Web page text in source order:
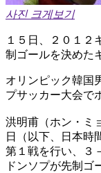
사진 크게보기
１５日、２０１２
制ゴールを決めた
オリンピック韓国
プサッカー大会で
洪明甫（ホン・ミ
日（以下、日本時
第１戦を行い、３
ドンソプが先制ゴ